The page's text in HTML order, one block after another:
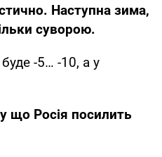
Наступна зима,
суворою.
-5… -10, а у
що Росія посилить